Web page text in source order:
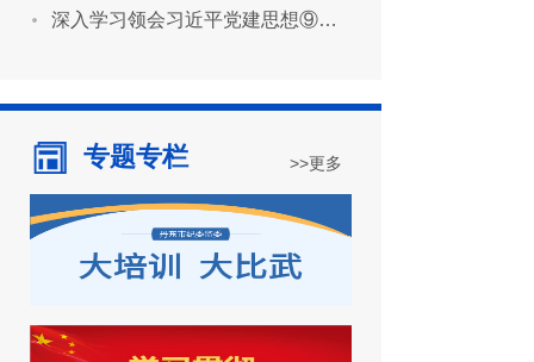
深入学习领会习近平党建思想⑨坚持建设堪当民族复兴重任的高素质干部队伍
专题专栏 >>更多